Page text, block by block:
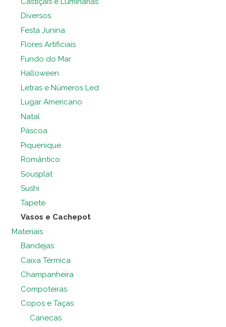
Diversos
Festa Junina
Flores Artificiais
Fundo do Mar
Halloween
Letras e Números Led
Lugar Americano
Natal
Páscoa
Piquenique
Romântico
Sousplat
Sushi
Tapete
Vasos e Cachepot
Materiais
Bandejas
Caixa Térmica
Champanheira
Compoteiras
Copos e Taças
Canecas